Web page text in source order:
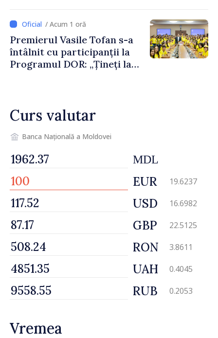
semnificație aparte în acest
an”
/ Acum 1 oră
Premierul Vasile Tofan s-a
întâlnit cu participanții la
Programul DOR: „Țineți la
Curs valutar
Banca Națională a Moldovei
MDL
EUR 19.6237
USD 16.6982
GBP 22.5125
RON 3.8611
UAH 0.4045
RUB 0.2053
Vremea